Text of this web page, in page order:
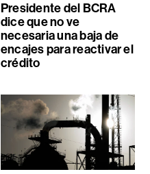
Presidente del BCRA
dice que no ve
necesaria una baja de
encajes para reactivar el
crédito